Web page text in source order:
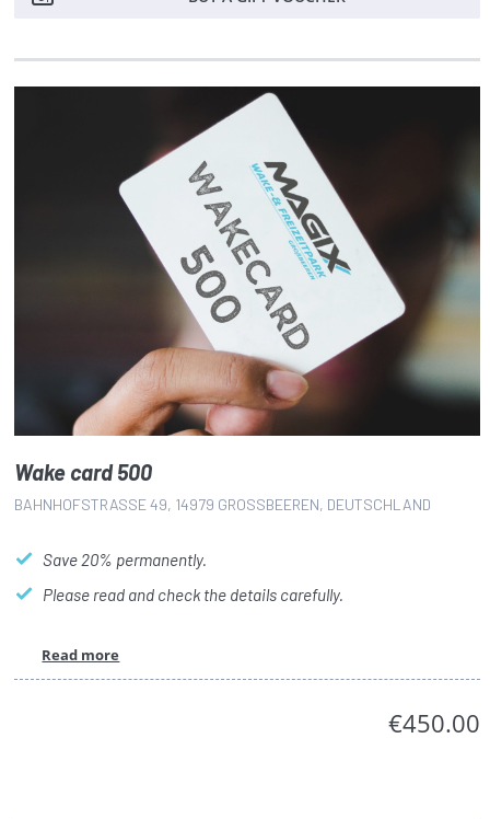
Wake card 500
BAHNHOFSTRASSE 49, 14979 GROSSBEEREN, DEUTSCHLAND
Save 20% permanently.
Please read and check the details carefully.
Read more
€450.00